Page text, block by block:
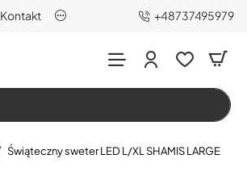
Kontakt +48737495979
Świąteczny sweter LED L/XL SHAMIS LARGE